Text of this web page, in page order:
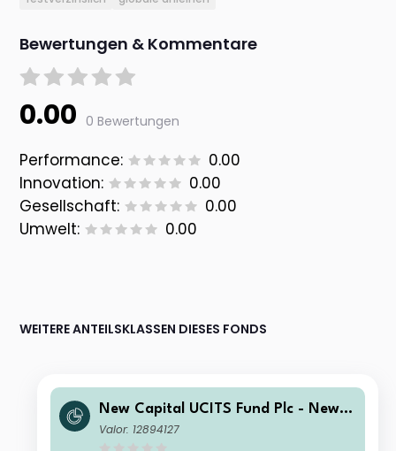
Bewertungen & Kommentare
0.00 0 Bewertungen
Performance:
0.00
Innovation:
0.00
Gesellschaft:
0.00
Umwelt:
0.00
WEITERE ANTEILSKLASSEN DIESES FONDS
New Capital UCITS Fund Plc - New C
apital Fixed Maturity Bond Fund 202
Valor: 12894127